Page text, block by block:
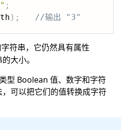
;
) ; //输出 "3"
符串，它仍然具有属性
大小。
型 Boolean 值、数字和字符
，可以把它们的值转换成字符